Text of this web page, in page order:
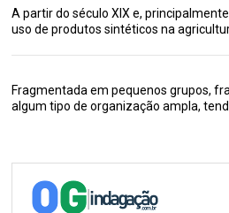
A partir do século XIX e,
uso de produtos sintéticos na
Fragmentada em pequenos grupos,
algum tipo de organização ampla,